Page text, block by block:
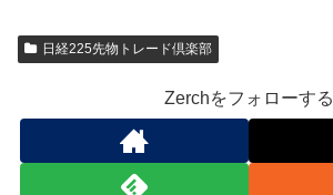
日経225先物トレード倶楽部
Zerchをフォローする